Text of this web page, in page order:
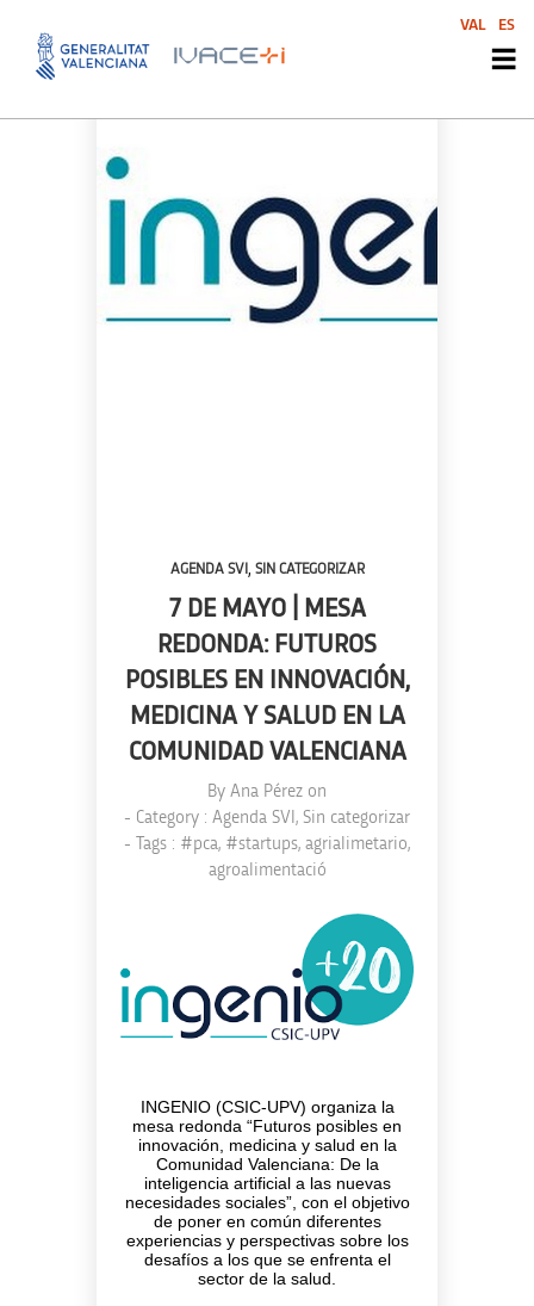
AGENDA SVI, SIN CATEGORIZAR
7 DE MAYO | MESA
REDONDA: FUTUROS
POSIBLES EN INNOVACIÓN,
MEDICINA Y SALUD EN LA
COMUNIDAD VALENCIANA
By Ana Pérez on
- Category : Agenda SVI , Sin categorizar
- Tags : #pca, #startups, agrialimetario,
agroalimentació
INGENIO (CSIC-UPV) organiza la
mesa redonda “Futuros posibles en
innovación, medicina y salud en la
Comunidad Valenciana: De la
inteligencia artificial a las nuevas
necesidades sociales”, con el objetivo
de poner en común diferentes
experiencias y perspectivas sobre los
desafíos a los que se enfrenta el
sector de la salud.
VAL ES